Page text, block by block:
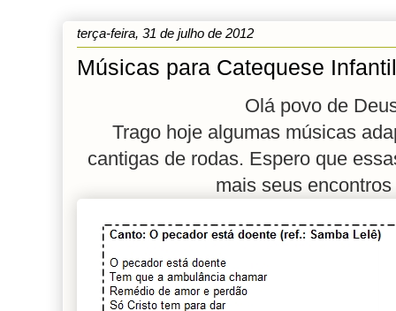
terça-feira, 31 de julho de 2012
Músicas para Catequese Infantil
Olá povo de
Trago hoje algumas músicas
cantigas de rodas. Espero que
mais seus